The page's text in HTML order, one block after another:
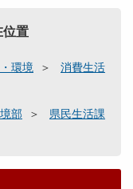
位置
環境
消費生活
部
県民生活課